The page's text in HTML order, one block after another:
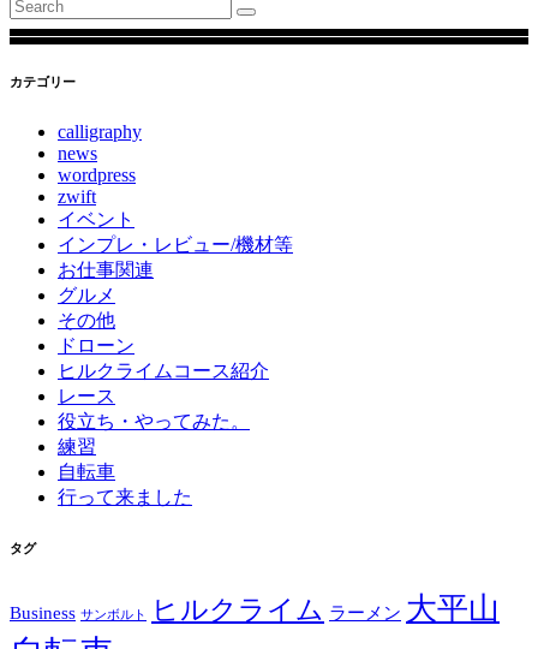
稿
for:
カテゴリー
calligraphy
news
wordpress
zwift
イベント
インプレ・レビュー/機材等
お仕事関連
グルメ
その他
ドローン
ヒルクライムコース紹介
レース
役立ち・やってみた。
練習
自転車
行って来ました
タグ
Business サンボルト ヒルクライム ラーメン 大平山